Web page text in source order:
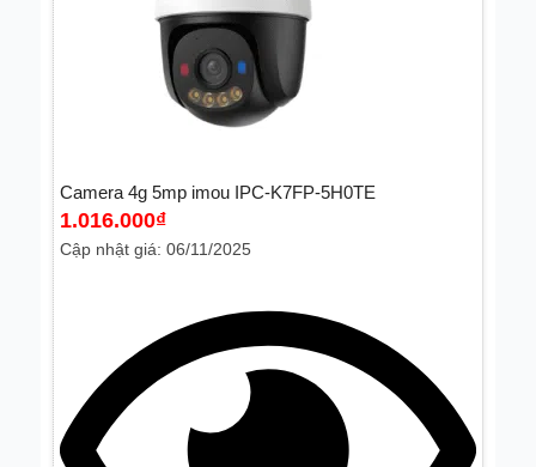
Camera 4g 5mp imou IPC-K7FP-5H0TE
1.016.000₫
Cập nhật giá: 06/11/2025